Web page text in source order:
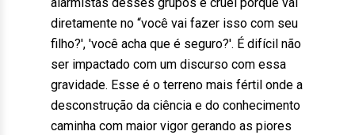
diretamente no “você vai fazer isso com seu
filho?', 'você acha que é seguro?'. É difícil não
ser impactado com um discurso com essa
gravidade. Esse é o terreno mais fértil onde a
desconstrução da ciência e do conhecimento
caminha com maior vigor gerando as piores